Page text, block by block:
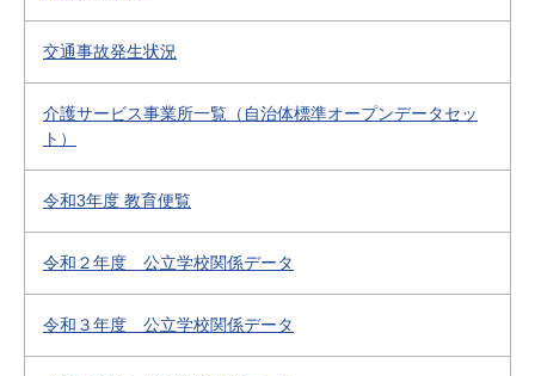
交通事故発生状況
介護サービス事業所一覧（自治体標準オープンデータセッ
ト）
令和3年度 教育便覧
令和２年度 公立学校関係データ
令和３年度 公立学校関係データ